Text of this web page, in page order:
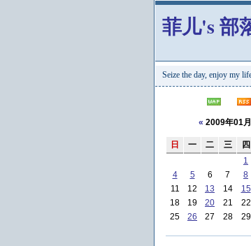
菲儿's 部
Seize the day, enjoy my
« 2009年01月
日 一 二 三 四
1
4
5 6 7 8
11
12 13 14 15
18
19 20 21 22
25
26 27 28 29